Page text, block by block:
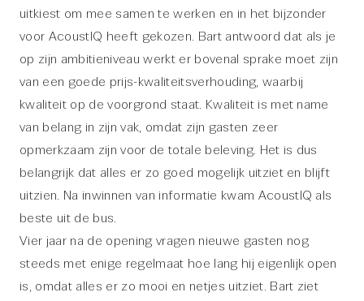
uitkiest om mee samen te werken en in het bijzonder
voor AcoustIQ heeft gekozen. Bart antwoord dat als je
op zijn ambitieniveau werkt er bovenal sprake moet zijn
van een goede prijs-kwaliteitsverhouding, waarbij
kwaliteit op de voorgrond staat. Kwaliteit is met name
van belang in zijn vak, omdat zijn gasten zeer
opmerkzaam zijn voor de totale beleving. Het is dus
belangrijk dat alles er zo goed mogelijk uitziet en blijft
uitzien. Na inwinnen van informatie kwam AcoustIQ als
beste uit de bus.
Vier jaar na de opening vragen nieuwe gasten nog
steeds met enige regelmaat hoe lang hij eigenlijk open
is, omdat alles er zo mooi en netjes uitziet. Bart ziet